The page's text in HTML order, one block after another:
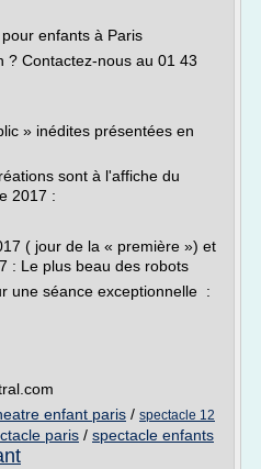
enfants à Paris
? Contactez-nous au 01 43
» inédites présentées en
sont à l'affiche du
2017 :
( jour de la « première ») et
: Le plus beau des robots
une séance exceptionnelle :
enfant paris / spectacle 12
paris / spectacle enfants